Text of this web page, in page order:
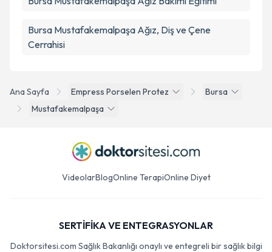
Ana Sayfa Empress Porselen Protez
Bursa
Mustafakemalpaşa
Bursa Mustafakemalpaşa Ağız, Diş ve Çene
Cerrahisi
VideolarBlogOnline TerapiOnline Diyet
SERTİFİKA VE ENTEGRASYONLAR
Doktorsitesi.com Sağlık Bakanlığı onaylı ve entegreli bir sağlık bilgi